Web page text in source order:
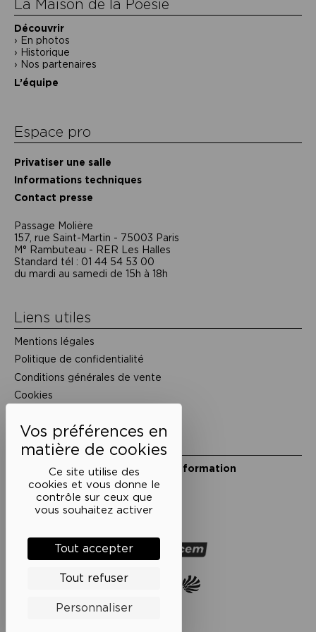
Ce site utilise des
cookies et vous donne le
contrôle sur ceux que
vous souhaitez activer
Tout accepter
Tout refuser
Personnaliser
La Maison de la Poésie
Découvrir
En photos
Historique
Nos partenaires
L’équipe
Espace pro
Privatiser une salle
Informations techniques
Contact presse
Passage Moliėre
157, rue Saint-Martin - 75003 Paris
M° Rambuteau - RER Les Halles
Standard tél : 01 44 54 53 00
du mardi au samedi de 15h à 18h
Liens utiles
Mentions légales
Politique de confidentialité
Conditions générales de vente
Cookies
Restons en lien
Inscrivez-vous à notre lettre d’information
Suivez-nous sur les réseaux